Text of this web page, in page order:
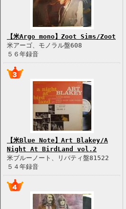
【米Argo mono】Zoot Sims/Zoot
米アーゴ、モノラル盤608
５６年録音
【米Blue Note】Art Blakey/A
Night At BirdLand vol.2
米ブルーノート、リバティ盤81522
５４年録音